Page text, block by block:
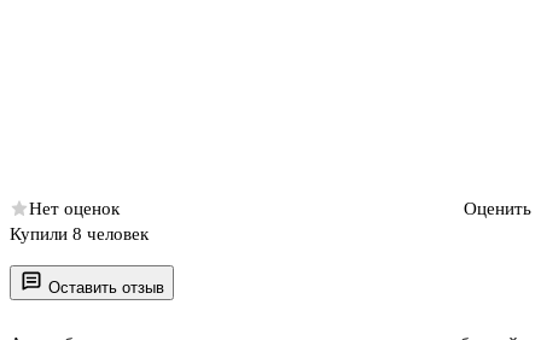
Оставить отзыв
Нет оценок
Оценить
Купили 8 человек